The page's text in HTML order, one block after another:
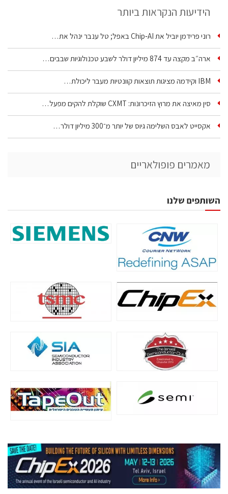
הידיעות הנקראות ביותר
רוני פרידמן יוביל את Chip‑AI באפל; טל ענבר ינהל את…
ארה״ב מקצה עד 874 מיליון דולר לשבע טכנולוגיות שבבים…
IBM וקידמה מציגות תוצאות קוונטיות מעבר ליכולת…
סין מאיצה את מרוץ הזיכרונות: CXMT שוקלת להקים מפעל…
אקסייט לאבס השלימה גיוס של יותר מ־300 מיליון דולר…
מאמרים פופולאריים
השותפים שלנו